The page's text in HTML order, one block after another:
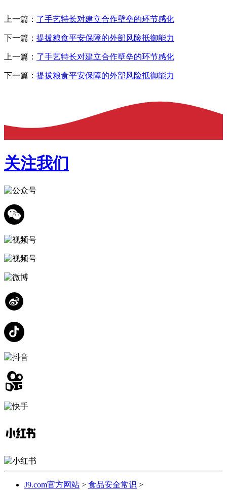
上一篇： 了手艺特长对建立合作壁垒的环节感化
下一篇： 提拔粮食平安保障的外部风险抵御能力
上一篇： 了手艺特长对建立合作壁垒的环节感化
下一篇： 提拔粮食平安保障的外部风险抵御能力
关注我们
J9.com官方网站 > 食品安全常识 >